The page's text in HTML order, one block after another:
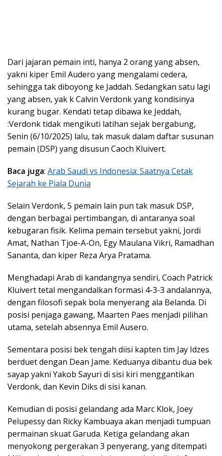
Dari jajaran pemain inti, hanya 2 orang yang absen,
yakni kiper Emil Audero yang mengalami cedera,
sehingga tak diboyong ke Jaddah. Sedangkan satu lagi
yang absen, yak k Calvin Verdonk yang kondisinya
kurang bugar. Kendati tetap dibawa ke Jeddah,
:Verdonk tidak mengikuti latihan sejak bergabung,
Senin (6/10/2025) lalu, tak masuk dalam daftar susunan
pemain (DSP) yang disusun Caoch Kluivert.
Baca juga: Arab Saudi vs Indonesia: Saatnya Cetak
Sejarah ke Piala Dunia
Selain Verdonk, 5 pemain lain pun tak masuk DSP,
dengan berbagai pertimbangan, di antaranya soal
kebugaran fisik. Kelima pemain tersebut yakni, Jordi
Amat, Nathan Tjoe-A-On, Egy Maulana Vikri, Ramadhan
Sananta, dan kiper Reza Arya Pratama.
Menghadapi Arab di kandangnya sendiri, Coach Patrick
Kluivert tetal mengandalkan formasi 4-3-3 andalannya,
dengan filosofi sepak bola menyerang ala Belanda. Di
posisi penjaga gawang, Maarten Paes menjadi pilihan
utama, setelah absennya Emil Ausero.
Sementara posisi bek tengah diisi kapten tim Jay Idzes
berduet dengan Dean Jame. Keduanya dibantu dua bek
sayap yakni Yakob Sayuri di sisi kiri menggantikan
Verdonk, dan Kevin Diks di sisi kanan.
Kemudian di posisi gelandang ada Marc Klok, Joey
Pelupessy dan Ricky Kambuaya akan menjadi tumpuan
permainan skuat Garuda. Ketiga gelandang akan
menyokong pergerakan 3 penyerang, yang ditempati